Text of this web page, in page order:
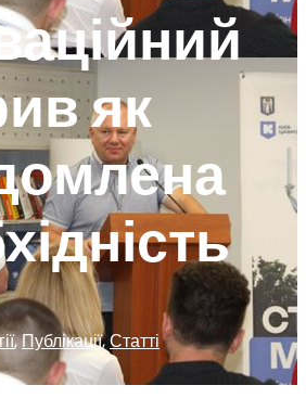
як
,Публікації,Статті